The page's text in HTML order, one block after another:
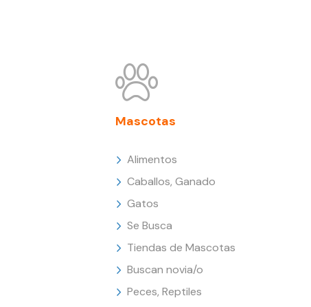
Mascotas
Alimentos
Caballos, Ganado
Gatos
Se Busca
Tiendas de Mascotas
Buscan novia/o
Peces, Reptiles